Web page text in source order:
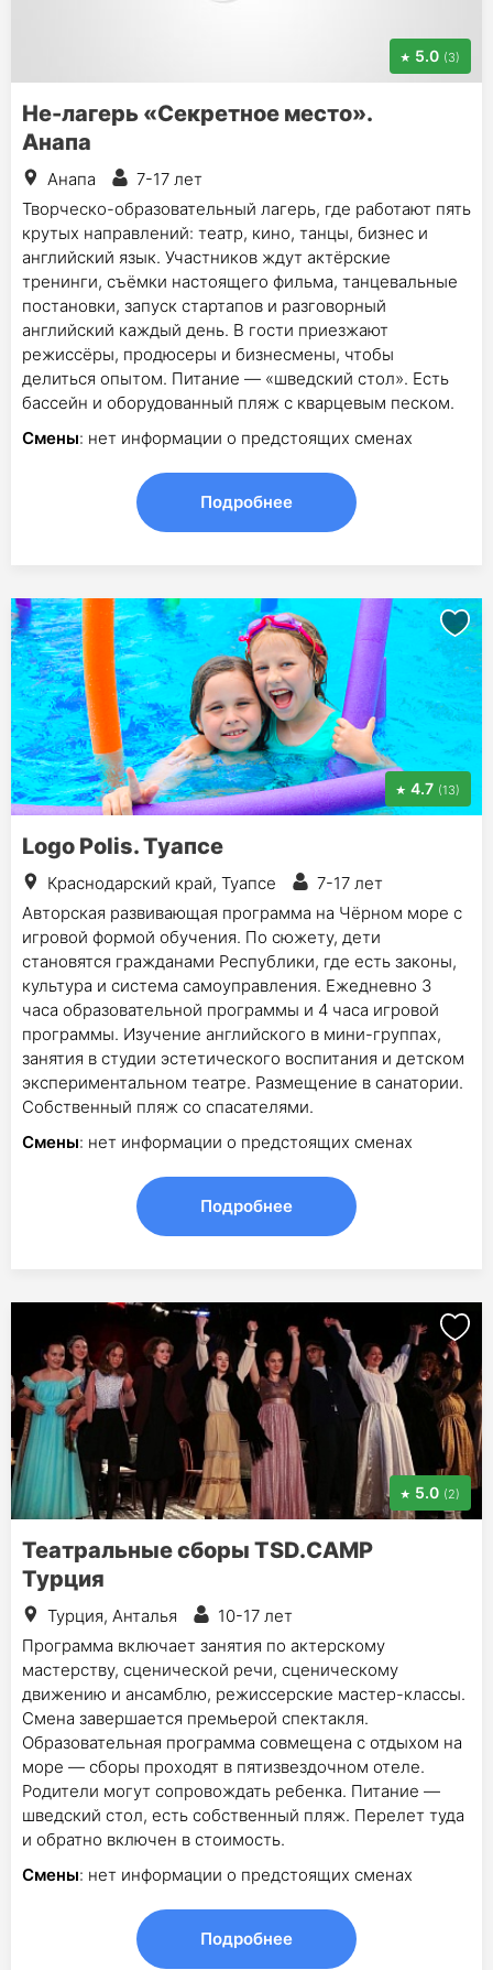
5.0 (3)
Не-лагерь «Секретное место».
Анапа
Анапа
7-17 лет
Творческо-образовательный лагерь, где работают пять
крутых направлений: театр, кино, танцы, бизнес и
английский язык. Участников ждут актёрские
тренинги, съёмки настоящего фильма, танцевальные
постановки, запуск стартапов и разговорный
английский каждый день. В гости приезжают
режиссёры, продюсеры и бизнесмены, чтобы
делиться опытом. Питание — «шведский стол». Есть
бассейн и оборудованный пляж с кварцевым песком.
Смены: нет информации о предстоящих сменах
Подробнее
4.7 (13)
Logo Polis. Туапсе
Краснодарский край, Туапсе
7-17 лет
Авторская развивающая программа на Чёрном море с
игровой формой обучения. По сюжету, дети
становятся гражданами Республики, где есть законы,
культура и система самоуправления. Ежедневно 3
часа образовательной программы и 4 часа игровой
программы. Изучение английского в мини-группах,
занятия в студии эстетического воспитания и детском
экспериментальном театре. Размещение в санатории.
Собственный пляж со спасателями.
Смены: нет информации о предстоящих сменах
Подробнее
5.0 (2)
Театральные сборы TSD.CAMP
Турция
Турция, Анталья
10-17 лет
Программа включает занятия по актерскому
мастерству, сценической речи, сценическому
движению и ансамблю, режиссерские мастер-классы.
Смена завершается премьерой спектакля.
Образовательная программа совмещена с отдыхом на
море — сборы проходят в пятизвездочном отеле.
Родители могут сопровождать ребенка. Питание —
шведский стол, есть собственный пляж. Перелет туда
и обратно включен в стоимость.
Смены: нет информации о предстоящих сменах
Подробнее